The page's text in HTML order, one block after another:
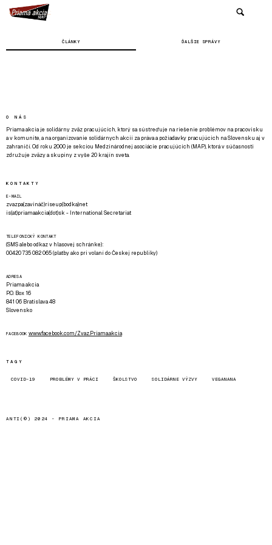
ČLÁNKY ĎALŠIE SPRÁVY
O NÁS
Priama akcia je solidárny zväz pracujúcich, ktorý sa sústreďuje na riešenie problémov na pracovisku
a v komunite, a na organizovanie solidárnych akcií za práva a požiadavky pracujúcich na Slovensku aj v
zahraničí. Od roku 2000 je sekciou Medzinárodnej asociácie pracujúcich (MAP), ktorá v súčasnosti
združuje zväzy a skupiny z vyše 20 krajín sveta.
KONTAKTY
E-MAIL
zvazpa(zavináč)riseup(bodka)net
is(at)priamaakcia(dot)sk - International Secretariat
TELEFONICKÝ KONTAKT
(SMS alebo odkaz v hlasovej schránke):
00420 735 082 065 (platby ako pri volaní do Českej republiky)
ADRESA
Priama akcia
P.O. Box 16
841 06 Bratislava 48
Slovensko
FACEBOOK www.facebook.com/Zvaz.Priama.akcia
TAGY
COVID-19 PROBLÉMY V PRÁCI ŠKOLSTVO SOLIDÁRNE VÝZVY VEGANANA
ANTI(©) 2024 - PRIAMA AKCIA